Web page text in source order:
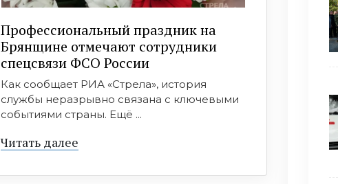
Профессиональный праздник на
Брянщине отмечают сотрудники
спецсвязи ФСО России
Как сообщает РИА «Стрела», история
службы неразрывно связана с ключевыми
событиями страны. Ещё ...
Читать далее